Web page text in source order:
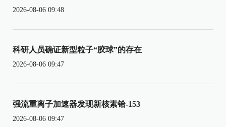
2026-08-06 09:48
科研人员确证新型粒子“胶球”的存在
2026-08-06 09:47
强流重离子加速器发现新核素铪-153
2026-08-06 09:47